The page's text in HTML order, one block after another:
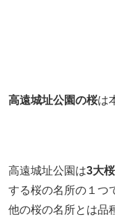
高遠城址公園の桜は
高遠城址公園は3大
する桜の名所の１つ
他の桜の名所とは品